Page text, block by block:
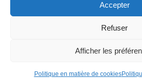
Accepter
Refuser
Afficher les
Politique en matière de cookies
Information légale